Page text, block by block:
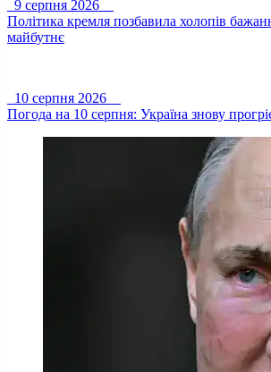
9 серпня 2026
Політика кремля позбавила холопів
майбутнє
10 серпня 2026
Погода на 10 серпня: Україна знову